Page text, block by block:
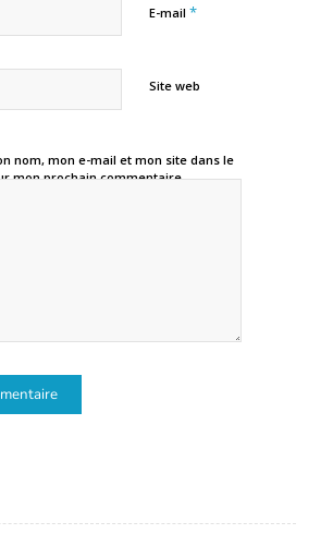
E-mail *
Site web
nom, mon e-mail et mon site dans le
mon prochain commentaire.